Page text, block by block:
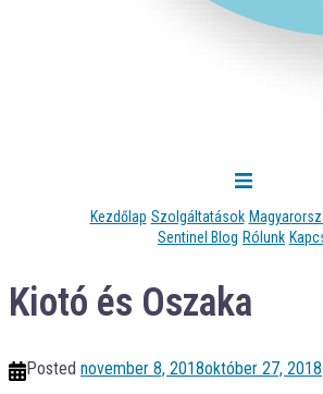
Kezdőlap Szolgáltatások
Sentinel Blog Rólunk
Kiotó és Oszaka
Posted november 8, 2018október 27, 2018